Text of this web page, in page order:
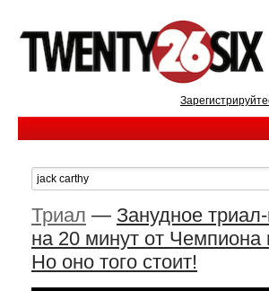
Триал — Занудное
на 20 минут от Чемпиона
Но оно того стоит!